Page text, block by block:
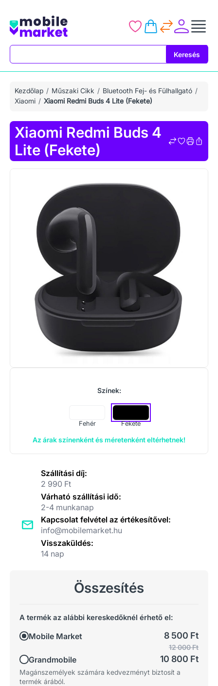
Keresés
Kezdőlap Műszaki Cikk
Bluetooth Fej- és Fülhallgató
Xiaomi
Xiaomi Redmi Buds 4 Lite (Fekete)
Xiaomi Redmi Buds 4
Lite (Fekete)
Színek:
Fehér Fekete
Az árak színenként és méretenként eltérhetnek!
Szállítási díj:
2 990 Ft
Várható szállítási idő:
2-4 munkanap
Kapcsolat felvétel az értékesítővel:
info@mobilemarket.hu
Visszaküldés:
14 nap
Összesítés
A termék az alábbi kereskedőknél érhető el:
Mobile Market 8 500 Ft
Grandmobile
12 000 Ft
10 800 Ft
Magánszemélyek számára kedvezményt biztosít a
termék árából.